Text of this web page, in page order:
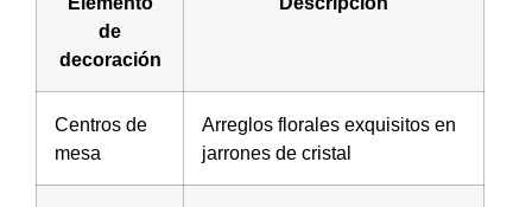
de
decoración
Centros de
mesa
Arreglos florales exquisitos en
jarrones de cristal